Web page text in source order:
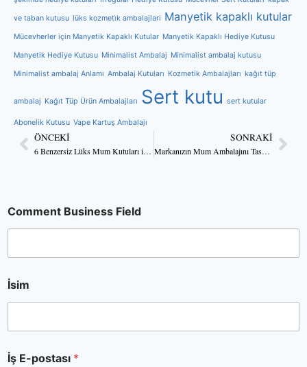
ve taban kutusu lüks kozmeti̇k ambalajlari Manyetik kapaklı kutular
Mücevherler için Manyetik Kapaklı Kutular Manyetik Kapaklı Hediye Kutusu
Manyetik Hediye Kutusu Minimalist Ambalaj Minimalist ambalaj kutusu
Minimalist ambalaj Anlamı Ambalaj Kutuları Kozmetik Ambalajları kağıt tüp
ambalaj Kağıt Tüp Ürün Ambalajları Sert kutu sert kutular
Abonelik Kutusu Vape Kartuş Ambalajı
ÖNCEKI
6 Benzersiz Lüks Mum Kutuları için Parlak Fikirler
SONRAKI
Markanızın Mum Ambalajını Tasarlarken Nelere Dikkat Etmelisiniz?
Comment Business Field
İsim
İş E-postası *